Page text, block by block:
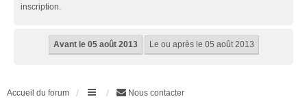
inscription.
Accueil du forum Nous contacter